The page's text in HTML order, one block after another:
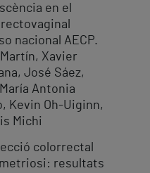
en el
nacional AECP.
Xavier
José Sáez,
Antonia
Kevin Oh-Uiginn,
Michi
colorrectal
resultats